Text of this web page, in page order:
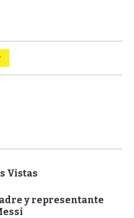
Vistas
y representante